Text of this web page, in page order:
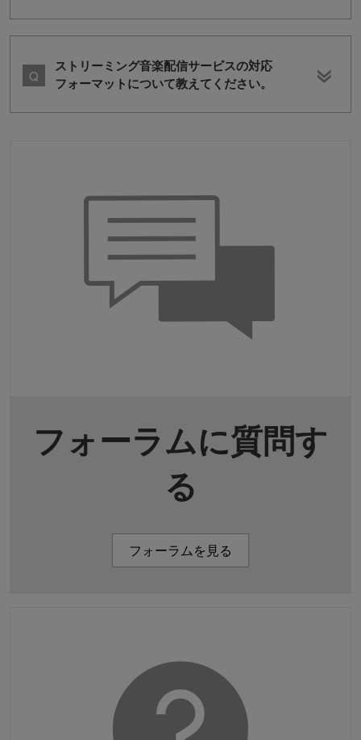
ストリーミング音楽配信サービスの対応
フォーマットについて教えてください。
フォーラムに質問す
る
フォーラムを見る